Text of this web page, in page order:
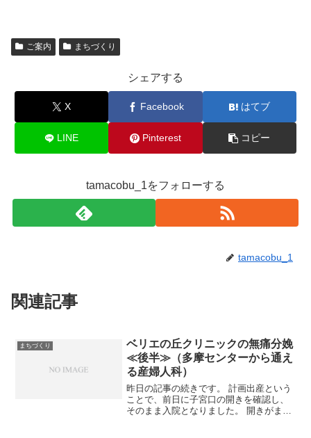
ご案内 まちづくり
シェアする
X Facebook はてブ
LINE Pinterest コピー
tamacobu_1をフォローする
tamacobu_1
関連記事
まちづくり
ベリエの丘クリニックの無痛分娩
≪後半≫（多摩センターから通え
る産婦人科）
昨日の記事の続きです。 計画出産という
ことで、前日に子宮口の開きを確認し、
そのまま入院となりました。 開きがまだ